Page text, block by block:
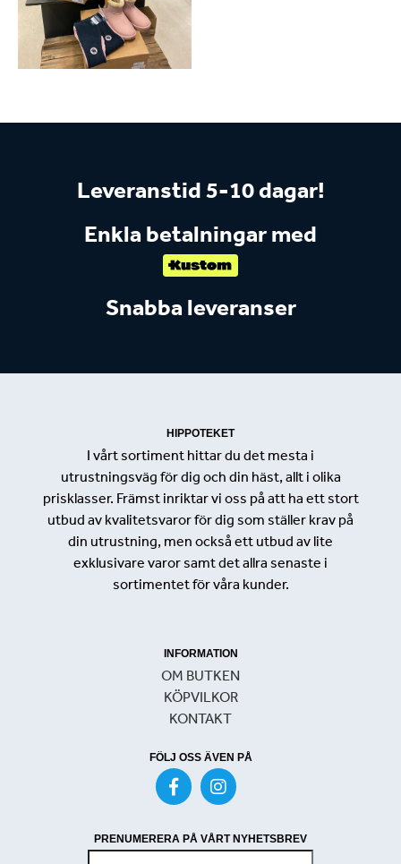
Leveranstid 5-10 dagar!
Enkla betalningar med
Snabba leveranser
HIPPOTEKET
I vårt sortiment hittar du det mesta i
utrustningsväg för dig och din häst, allt i olika
prisklasser. Främst inriktar vi oss på att ha ett stort
utbud av kvalitetsvaror för dig som ställer krav på
din utrustning, men också ett utbud av lite
exklusivare varor samt det allra senaste i
sortimentet för våra kunder.
INFORMATION
OM BUTKEN
KÖPVILKOR
KONTAKT
FÖLJ OSS ÄVEN PÅ
PRENUMERERA PÅ VÅRT NYHETSBREV